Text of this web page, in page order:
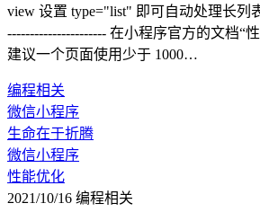
view 设置 type="list" 即可自动处理长列
---------------------- 在小程序官方的文档“
建议一个页面使用少于 1000…
编程相关
微信小程序
生命在于折腾
微信小程序
性能优化
2021/10/16 编程相关